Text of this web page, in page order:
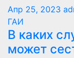
Апр 25, 2023
ГАИ
В каких
может